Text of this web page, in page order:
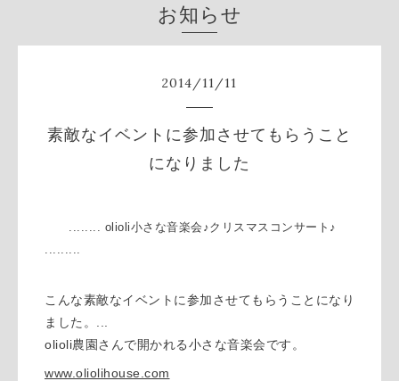
お知らせ
2014/11/11
素敵なイベントに参加させてもらうこと
になりました
........ olioli小さな音楽会♪クリスマスコンサート♪
こんな素敵なイベントに参加させてもらうことになり
ました。
olioli農園さんで開かれる小さな音楽会です。
www.oliolihouse.com